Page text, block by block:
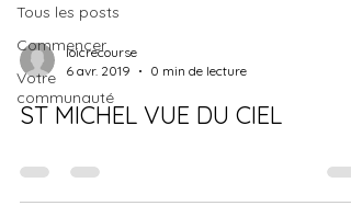
Tous les posts
Commencer
Votre
communauté
loicrecourse
6 avr. 2019
0 min de lecture
ST MICHEL VUE DU CIEL